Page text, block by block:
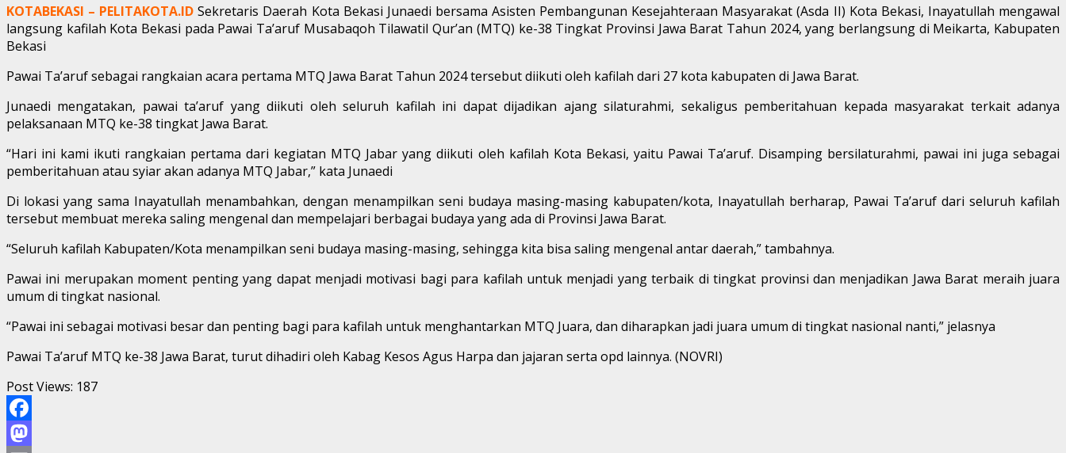
KOTABEKASI – PELITAKOTA.ID Sekretaris Daerah Kota Bekasi Junaedi bersama Asisten Pembangunan Kesejahteraan Masyarakat (Asda II) Kota Bekasi, Inayatullah mengawal
langsung kafilah Kota Bekasi pada Pawai Ta’aruf Musabaqoh Tilawatil Qur’an (MTQ) ke-38 Tingkat Provinsi Jawa Barat Tahun 2024, yang berlangsung di Meikarta, Kabupaten
Bekasi
Pawai Ta’aruf sebagai rangkaian acara pertama MTQ Jawa Barat Tahun 2024 tersebut diikuti oleh kafilah dari 27 kota kabupaten di Jawa Barat.
Junaedi mengatakan, pawai ta’aruf yang diikuti oleh seluruh kafilah ini dapat dijadikan ajang silaturahmi, sekaligus pemberitahuan kepada masyarakat terkait adanya
pelaksanaan MTQ ke-38 tingkat Jawa Barat.
“Hari ini kami ikuti rangkaian pertama dari kegiatan MTQ Jabar yang diikuti oleh kafilah Kota Bekasi, yaitu Pawai Ta’aruf. Disamping bersilaturahmi, pawai ini juga sebagai
pemberitahuan atau syiar akan adanya MTQ Jabar,” kata Junaedi
Di lokasi yang sama Inayatullah menambahkan, dengan menampilkan seni budaya masing-masing kabupaten/kota, Inayatullah berharap, Pawai Ta’aruf dari seluruh kafilah
tersebut membuat mereka saling mengenal dan mempelajari berbagai budaya yang ada di Provinsi Jawa Barat.
“Seluruh kafilah Kabupaten/Kota menampilkan seni budaya masing-masing, sehingga kita bisa saling mengenal antar daerah,” tambahnya.
Pawai ini merupakan moment penting yang dapat menjadi motivasi bagi para kafilah untuk menjadi yang terbaik di tingkat provinsi dan menjadikan Jawa Barat meraih juara
umum di tingkat nasional.
“Pawai ini sebagai motivasi besar dan penting bagi para kafilah untuk menghantarkan MTQ Juara, dan diharapkan jadi juara umum di tingkat nasional nanti,” jelasnya
Pawai Ta’aruf MTQ ke-38 Jawa Barat, turut dihadiri oleh Kabag Kesos Agus Harpa dan jajaran serta opd lainnya. (NOVRI)
Post Views: 187
Facebook